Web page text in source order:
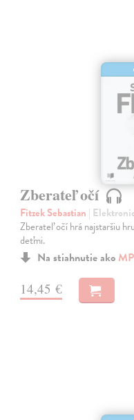
Zberateľ očí
Fitzek Sebastian |
Zberateľ očí hrá najstaršiu
deťmi.
Na stiahnutie ako
14,45 €